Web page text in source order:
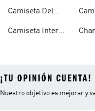
Camiseta Del
Camiseta Inter
Lyon
¡TU OPINIÓN CUENTA!
Nuestro objetivo es mejorar y